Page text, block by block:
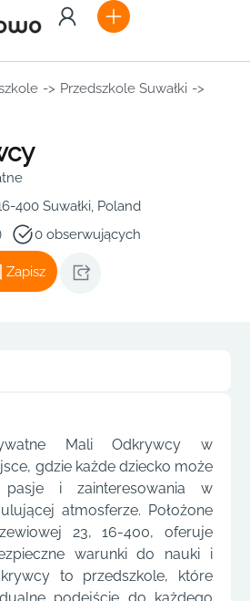
-> Przedszkole Suwałki ->
400 Suwałki, Poland
0 obserwujących
Zapisz
Mali Odkrywcy w
gdzie każde dziecko może
i zainteresowania w
atmosferze. Położone
23, 16-400, oferuje
warunki do nauki i
to przedszkole, które